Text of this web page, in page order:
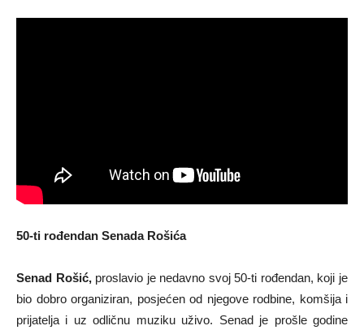
50-ti rođendan Senada Rošića
Senad Rošić,proslavio je nedavno svoj 50-ti rođendan, koji je
bio dobro organiziran, posjećen od njegove rodbine, komšija i
prijatelja i uz odličnu muziku uživo. Senad je prošle godine